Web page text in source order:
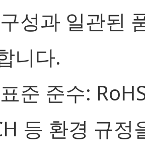
성과 일관된
니다.
준 준수:
등 환경 규정